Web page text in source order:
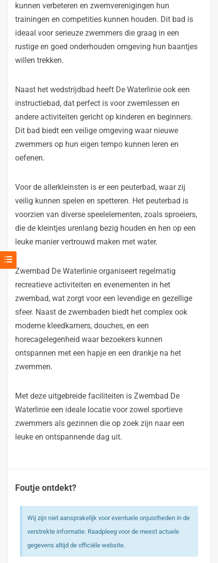
kunnen verbeteren en zwemverenigingen hun
trainingen en competities kunnen houden. Dit bad is
ideaal voor serieuze zwemmers die graag in een
rustige en goed onderhouden omgeving hun baantjes
willen trekken.
Naast het wedstrijdbad heeft De Waterlinie ook een
instructiebad, dat perfect is voor zwemlessen en
andere activiteiten gericht op kinderen en beginners.
Dit bad biedt een veilige omgeving waar nieuwe
zwemmers op hun eigen tempo kunnen leren en
oefenen.
Voor de allerkleinsten is er een peuterbad, waar zij
veilig kunnen spelen en spetteren. Het peuterbad is
voorzien van diverse speelelementen, zoals sproeiers,
die de kleintjes urenlang bezig houden en hen op een
leuke manier vertrouwd maken met water.
Zwembad De Waterlinie organiseert regelmatig
recreatieve activiteiten en evenementen in het
zwembad, wat zorgt voor een levendige en gezellige
sfeer. Naast de zwembaden biedt het complex ook
moderne kleedkamers, douches, en een
horecagelegenheid waar bezoekers kunnen
ontspannen met een hapje en een drankje na het
zwemmen.
Met deze uitgebreide faciliteiten is Zwembad De
Waterlinie een ideale locatie voor zowel sportieve
zwemmers als gezinnen die op zoek zijn naar een
leuke en ontspannende dag uit.
Foutje ontdekt?
Wij zijn niet aansprakelijk voor eventuele onjuistheden in de
verstrekte informatie. Raadpleeg voor de meest actuele
gegevens altijd de officiële website.